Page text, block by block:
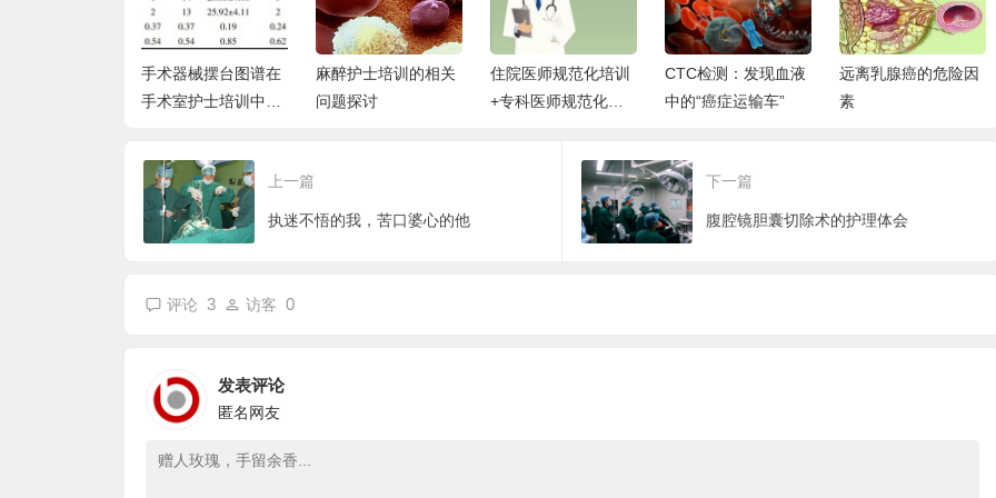
手术器械摆台图谱在
手术室护士培训中的
麻醉护士培训的相关
问题探讨
住院医师规范化培训
+专科医师规范化培
CTC检测：发现血液
中的“癌症运输车”
远离乳腺癌的危险因
素
上一篇
执迷不悟的我，苦口婆心的他
下一篇
腹腔镜胆囊切除术的护理体会
评论 3 访客 0
发表评论
匿名网友